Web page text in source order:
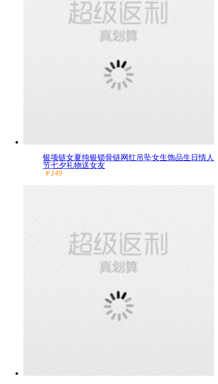
银项链女夏纯银锁骨链网红吊坠女生饰品生日情人
节七夕礼物送女友
￥149